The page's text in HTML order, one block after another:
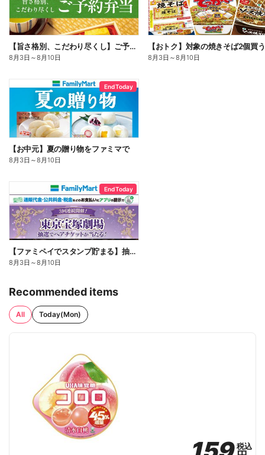
【旨さ格別、こだわり尽くし】ご予約弁当
8月3日 ～8月10日 8月3日 ～8月10日
End Today
【お中元】夏の贈り物をファミマで
8月3日 ～8月10日
End Today
【ファミペイでスタンプ貯まる】抽選でペアチケットが当たる!
8月3日 ～8月10日
Recommended items
All Today(Mon)
税込
税込